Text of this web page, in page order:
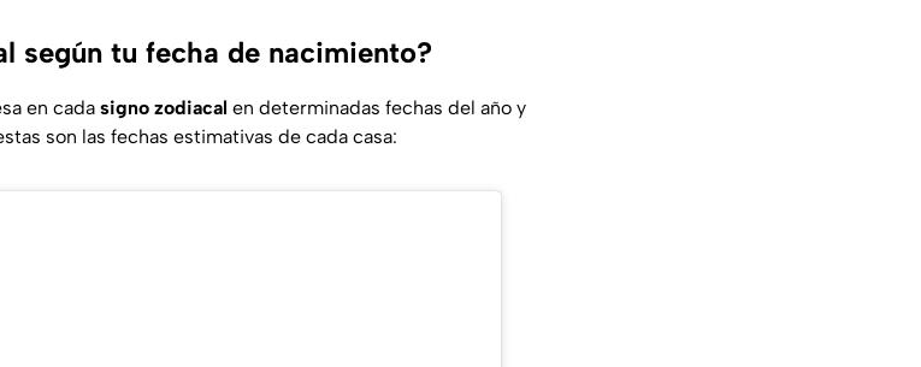
según tu fecha de nacimiento?
en cada signo zodiacal en determinadas fechas del año y
son las fechas estimativas de cada casa: